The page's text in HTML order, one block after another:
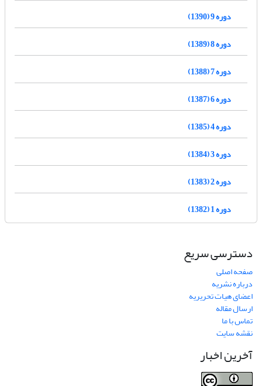
دوره 9 (1390)
دوره 8 (1389)
دوره 7 (1388)
دوره 6 (1387)
دوره 4 (1385)
دوره 3 (1384)
دوره 2 (1383)
دوره 1 (1382)
دسترسی سریع
صفحه اصلی
درباره نشریه
اعضای هیات تحریریه
ارسال مقاله
تماس با ما
نقشه سایت
آخرین اخبار